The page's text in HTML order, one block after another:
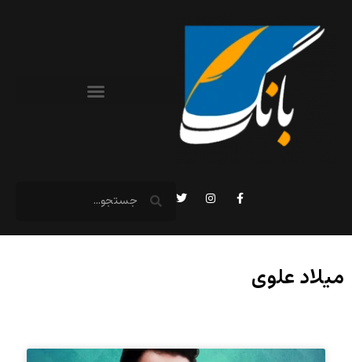
میلاد علوی